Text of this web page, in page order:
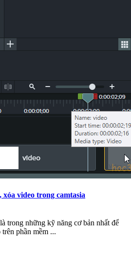
video trong camtasia
trong những kỹ năng cơ bản nhất để
phần mềm ...